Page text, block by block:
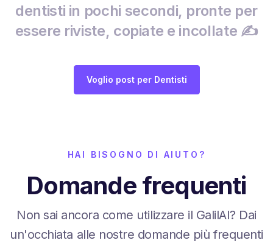
dentisti in pochi secondi, pronte per
essere riviste, copiate e incollate ✍️
Voglio post per Dentisti
HAI BISOGNO DI AIUTO?
Domande frequenti
Non sai ancora come utilizzare il GalilAI? Dai
un'occhiata alle nostre domande più frequenti